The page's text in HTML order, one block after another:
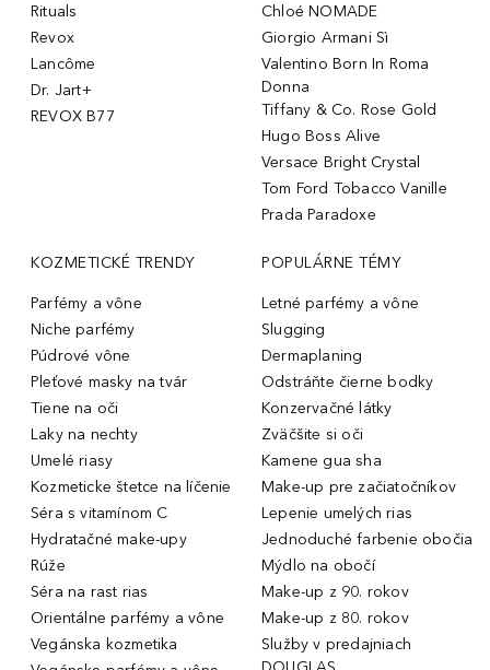
Rituals
Revox
Lancôme
Dr. Jart+
REVOX B77
Chloé NOMADE
Giorgio Armani Sì
Valentino Born In Roma
Donna
Tiffany & Co. Rose Gold
Hugo Boss Alive
Versace Bright Crystal
Tom Ford Tobacco Vanille
Prada Paradoxe
KOZMETICKÉ TRENDY
Parfémy a vône
Niche parfémy
Púdrové vône
Pleťové masky na tvár
Tiene na oči
Laky na nechty
Umelé riasy
Kozmeticke štetce na líčenie
Séra s vitamínom C
Hydratačné make-upy
Rúže
Séra na rast rias
Orientálne parfémy a vône
Vegánska kozmetika
POPULÁRNE TÉMY
Letné parfémy a vône
Slugging
Dermaplaning
Odstráňte čierne bodky
Konzervačné látky
Zväčšite si oči
Kamene gua sha
Make-up pre začiatočníkov
Lepenie umelých rias
Jednoduché farbenie obočia
Mýdlo na obočí
Make-up z 90. rokov
Make-up z 80. rokov
Služby v predajniach